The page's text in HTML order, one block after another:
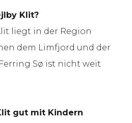
Klit?
liegt in der Region
dem Limfjord und der
Sø ist nicht weit
gut mit Kindern